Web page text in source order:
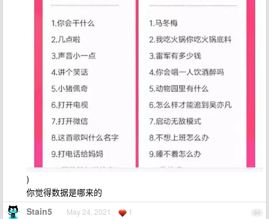
)
你觉得数据是哪来的
64
Stain5 May 24, 2021 1